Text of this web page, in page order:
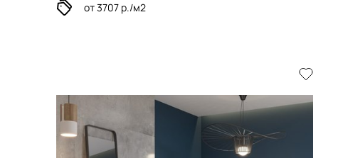
от 3707 р./м2